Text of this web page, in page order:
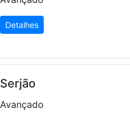
Detalhes
Serjão
Avançado